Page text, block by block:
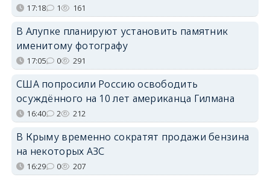
17:18 1 161
В Алупке планируют установить памятник
именитому фотографу
17:05 0 291
США попросили Россию освободить
осуждённого на 10 лет американца Гилмана
16:40 2 212
В Крыму временно сократят продажи бензина
на некоторых АЗС
16:29 0 207